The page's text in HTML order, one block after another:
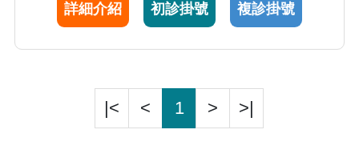
詳細介紹 初診掛號 複診掛號
|< < 1 > >|